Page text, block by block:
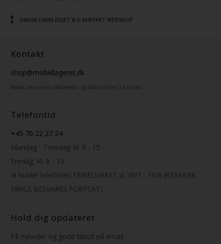
30 DAGES TILFREDSHEDSGARANTI!
Kontakt
shop@mobellageret.dk
Mails besvares løbende og altid inden 12 timer.
Telefontid
+45 70 22 27 24
Mandag - Torsdag: kl. 9 - 15
Fredag: Kl. 9 - 13
Vi holder telefonen FERIELUKKET d. 20/7 - 10/8 (BEMÆRK
MAILS BESVARES FORTSAT)
Hold dig opdateret
Få nyheder og gode tilbud på email